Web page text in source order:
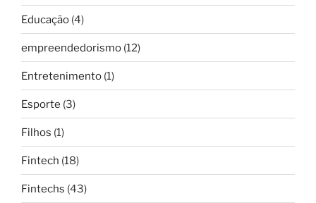
Educação (4)
empreendedorismo (12)
Entretenimento (1)
Esporte (3)
Filhos (1)
Fintech (18)
Fintechs (43)